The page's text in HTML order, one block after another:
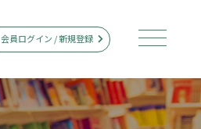
会員ログイン / 新規登録